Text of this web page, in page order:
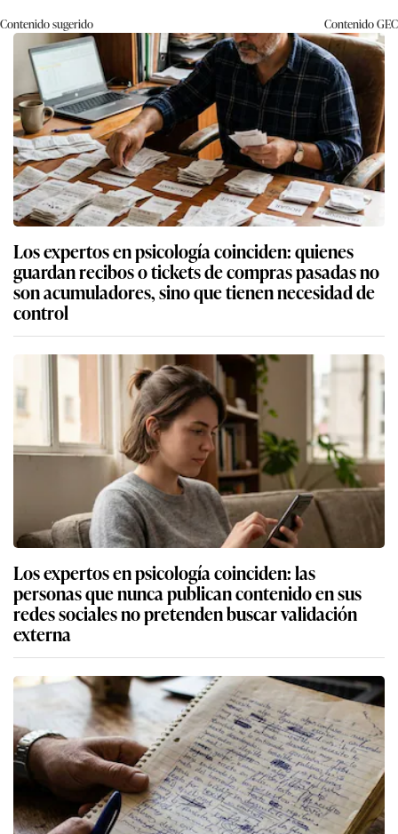
Contenido sugerido ContenidoGEC
Los expertos en psicología coinciden: quienes
guardan recibos o tickets de compras pasadas no
son acumuladores, sino que tienen necesidad de
control
Los expertos en psicología coinciden: las
personas que nunca publican contenido en sus
redes sociales no pretenden buscar validación
externa